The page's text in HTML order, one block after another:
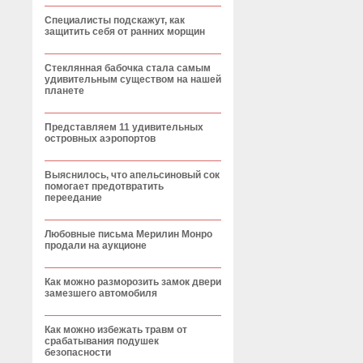
Специалисты подскажут, как
защитить себя от ранних морщин
Стеклянная бабочка стала самым
удивительным существом на нашей
планете
Представляем 11 удивительных
островных аэропортов
Выяснилось, что апельсиновый сок
помогает предотвратить
переедание
Любовные письма Мерилин Монро
продали на аукционе
Как можно разморозить замок двери
замезшего автомобиля
Как можно избежать травм от
срабатывания подушек
безопасности